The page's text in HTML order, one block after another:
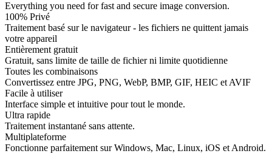
Everything you need for fast and secure image conversion.
100% Privé
Traitement basé sur le navigateur - les fichiers ne quittent jamais
votre appareil
Entièrement gratuit
Gratuit, sans limite de taille de fichier ni limite quotidienne
Toutes les combinaisons
Convertissez entre JPG, PNG, WebP, BMP, GIF, HEIC et AVIF
Facile à utiliser
Interface simple et intuitive pour tout le monde.
Ultra rapide
Traitement instantané sans attente.
Multiplateforme
Fonctionne parfaitement sur Windows, Mac, Linux, iOS et Android.